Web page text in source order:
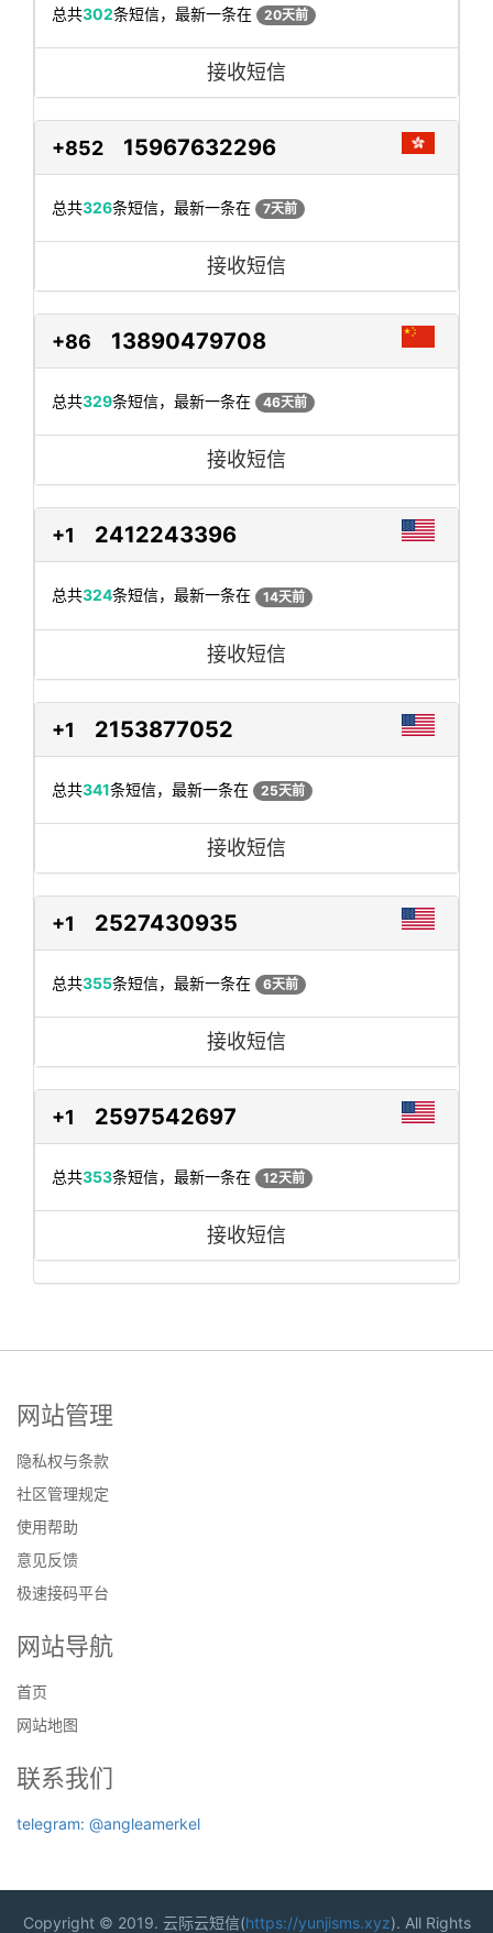
总共302条短信，最新一条在 20天前
接收短信
+852 15967632296
总共326条短信，最新一条在 7天前
接收短信
+86 13890479708
总共329条短信，最新一条在 46天前
接收短信
+1 2412243396
总共324条短信，最新一条在 14天前
接收短信
+1 2153877052
总共341条短信，最新一条在 25天前
接收短信
+1 2527430935
总共355条短信，最新一条在 6天前
接收短信
+1 2597542697
总共353条短信，最新一条在 12天前
接收短信
网站管理
隐私权与条款
社区管理规定
使用帮助
意见反馈
极速接码平台
网站导航
首页
网站地图
联系我们
telegram: @angleamerkel
Copyright © 2019. 云际云短信(https://yunjisms.xyz). All Rights